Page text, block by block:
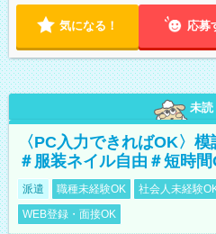
気になる！ 応募
未読
〈PC入力できればOK〉
＃服装ネイル自由＃短時
派遣 職種未経験OK 社会人未経験
WEB登録・面接OK